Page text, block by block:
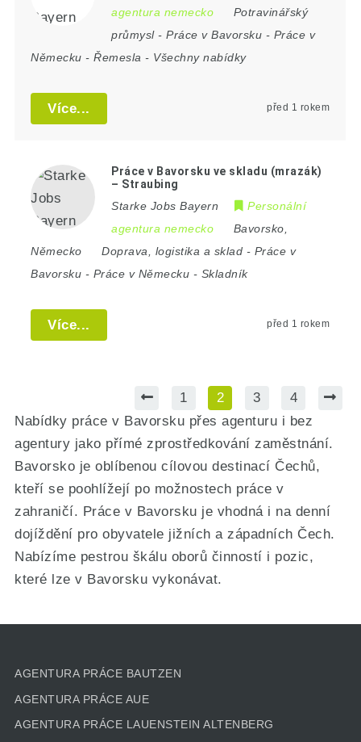
agentura nemecko
Potravinářský
průmysl-Práce v Bavorsku - Práce v
Německu -Řemesla - Všechny nabídky
Více... před 1 rokem
Práce v Bavorsku ve skladu (mrazák)
– Straubing
Starke Jobs Bayern
Personální
agentura nemecko
Bavorsko
Německo
Doprava, logistika a sklad - Práce v
Bavorsku - Práce v Německu - Skladník
Více... před 1 rokem
1 2 3
4
Nabídky práce v Bavorsku přes agenturu i bez
agentury jako přímé zprostředkování zaměstnání.
Bavorsko je oblíbenou cílovou destinací Čechů,
kteří se poohlížejí po možnostech práce v
zahraničí. Práce v Bavorsku je vhodná i na denní
dojíždění pro obyvatele jižních a západních Čech.
Nabízíme pestrou škálu oborů činností i pozic,
které lze v Bavorsku vykonávat.
AGENTURA PRÁCE BAUTZEN
AGENTURA PRÁCE AUE
AGENTURA PRÁCE LAUENSTEIN ALTENBERG